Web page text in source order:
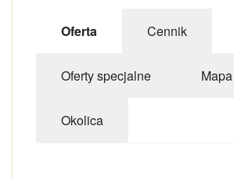
Oferta Cennik
Oferty specjalne Mapa
Okolica